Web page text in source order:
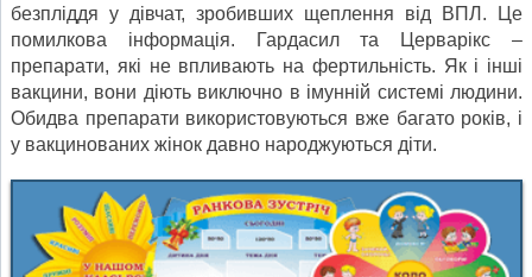
безпліддя у дівчат, зробивших щеплення від ВПЛ. Це
помилкова інформація. Гардасил та Церварікс –
препарати, які не впливають на фертильність. Як і інші
вакцини, вони діють виключно в імунній системі людини.
Обидва препарати використовуються вже багато років, і
у вакцинованих жінок давно народжуються діти.